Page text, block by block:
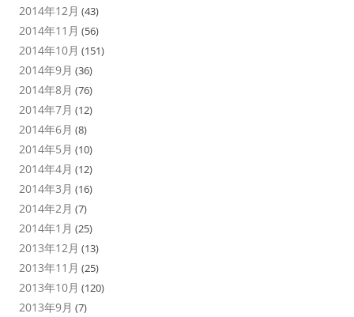
2014年12月 (43)
2014年11月 (56)
2014年10月 (151)
2014年9月 (36)
2014年8月 (76)
2014年7月 (12)
2014年6月 (8)
2014年5月 (10)
2014年4月 (12)
2014年3月 (16)
2014年2月 (7)
2014年1月 (25)
2013年12月 (13)
2013年11月 (25)
2013年10月 (120)
2013年9月 (7)